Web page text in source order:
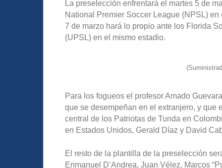
La preselección enfrentará el martes 5 de
National Premier Soccer League (NPSL)
7 de marzo hará lo propio ante los Florida
(UPSL) en el mismo estadio.
Para los fogueos el profesor Amado
que se desempeñan en el extranjero, y que
central de los Patriotas de Tunda en
en Estados Unidos, Gerald Díaz y David
El resto de la plantilla de la preselección
Enmanuel D’Andrea, Juan Vélez, Marcos